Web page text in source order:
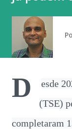
fundamental é
Se no século XIX
século XXI
D
esde
(TSE)
completaram